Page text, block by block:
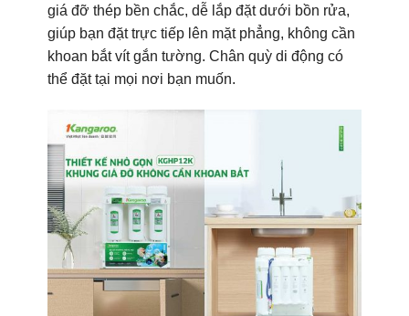
Công nghệ độc quyền Hydrogen
duy nhất tại Việt Nam
Duy nhất Kangaroo có bằng sáng chế độc
quyền thiết bị lọc nước Hydrogen. Nước
Hydrogen bổ sung vi khoáng tự nhiên và chất